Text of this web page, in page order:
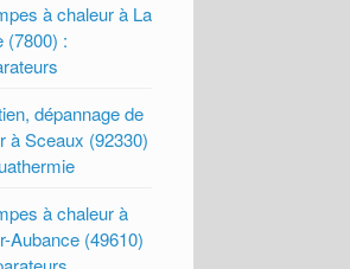
à chaleur à La
(7800) :
dépannage de
à Sceaux (92330)
à chaleur à
Aubance (49610)